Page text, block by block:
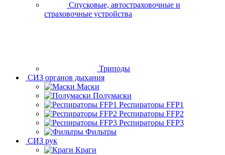
Спусковые, автостраховочные и
страховочные устройства
Триподы
СИЗ органов дыхания
Маски
Полумаски
Респираторы FFP1
Респираторы FFP2
Респираторы FFP3
Фильтры
СИЗ рук
Краги